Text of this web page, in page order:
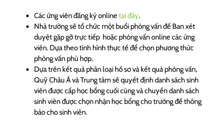
Các ứng viên đăng ký onlinetại đây.
Nhà trường sẽ tổ chức một buổi phỏng vấn để Ban xét
duyệt gặp gỡ trực tiếp hoặc phỏng vấn online các ứng
viên. Dựa theo tình hình thực tế để chọn phương thức
phỏng vấn phù hợp.
Dựa trên kết quả phân loại hồ sơ và kết quả phỏng vấn,
Quỹ Châu Á và Trung tâm sẽ quyết định danh sách sinh
viên được cấp học bổng cuối cùng và chuyển danh sách
sinh viên được chọn nhận học bổng cho trường để thông
báo cho sinh viên.